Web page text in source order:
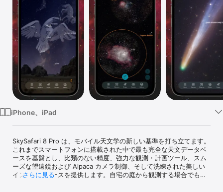
TV
iPhone、iPad
SkySafari 8 Pro は、モバイル天文学の新しい基準を打ち立てます。
これまでスマートフォンに搭載された中で最も完全な天文データベ
ースを基盤とし、比類のない精度、強力な観測・計画ツール、スム
ーズな望遠鏡および Alpaca カメラ制御、そして洗練された美しい
インターフェースを提供します。自宅の庭から観測する場合でも、
さらに見る